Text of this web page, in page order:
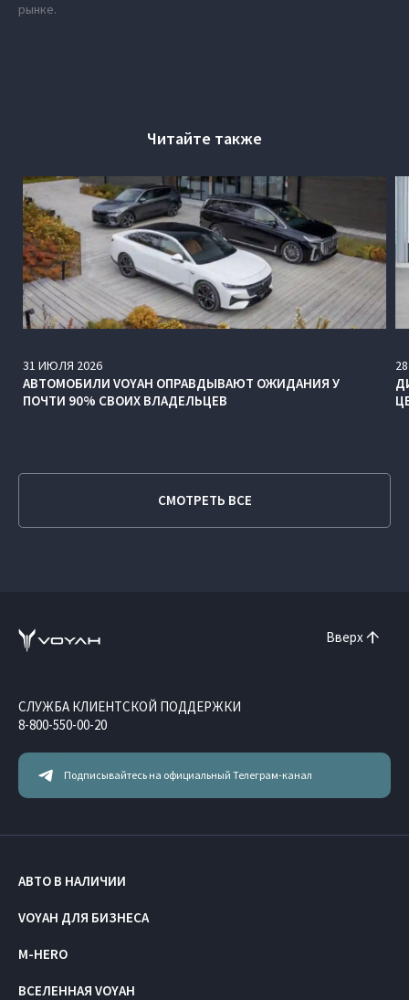
рынке.
Читайте также
31 ИЮЛЯ 2026
АВТОМОБИЛИ VOYAH ОПРАВДЫВАЮТ ОЖИДАНИЯ У
ПОЧТИ 90% СВОИХ ВЛАДЕЛЬЦЕВ
28
СМОТРЕТЬ ВСЕ
Вверх
Подписывайтесь на официальный Телеграм-канал
СЛУЖБА КЛИЕНТСКОЙ ПОДДЕРЖКИ
8-800-550-00-20
АВТО В НАЛИЧИИ
VOYAH ДЛЯ БИЗНЕСА
M-HERO
ВСЕЛЕННАЯ VOYAH